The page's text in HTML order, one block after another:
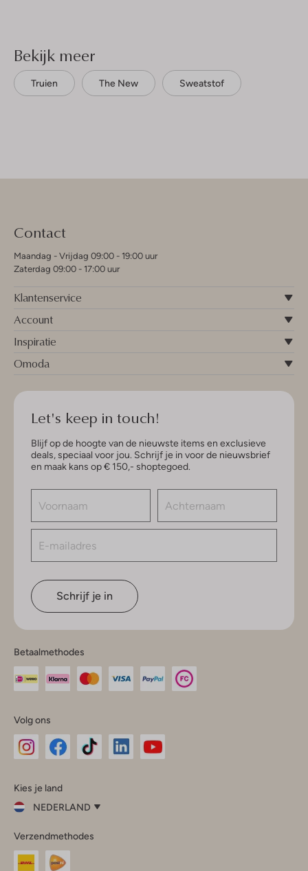
Bekijk meer
Truien The New Sweatstof
Contact
Maandag - Vrijdag 09:00 - 19:00 uur
Zaterdag 09:00 - 17:00 uur
Klantenservice
Account
Inspiratie
Omoda
Let's keep in touch!
Blijf op de hoogte van de nieuwste items en exclusieve
deals, speciaal voor jou. Schrijf je in voor de nieuwsbrief
en maak kans op € 150,- shoptegoed.
Schrijf je in
Betaalmethodes
Volg ons
InstagramFacebook
Kies je land
NEDERLAND
je
land
Verzendmethodes